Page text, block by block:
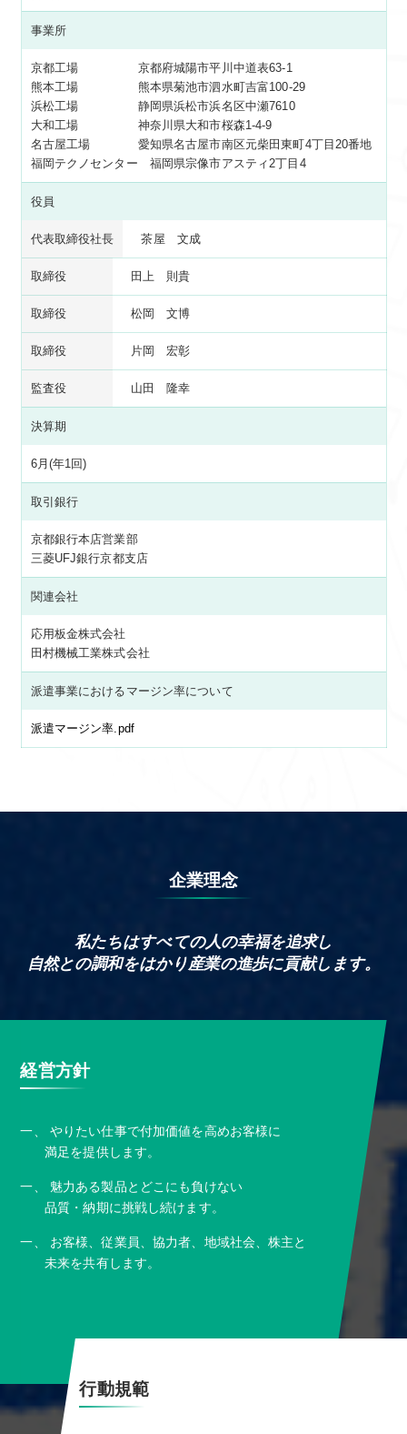
事業所
京都工場 京都府城陽市平川中道表63-1
熊本工場 熊本県菊池市泗水町吉富100-29
浜松工場 静岡県浜松市浜名区中瀬7610
大和工場 神奈川県大和市桜森1-4-9
名古屋工場 愛知県名古屋市南区元柴田東町4丁目20番地
福岡テクノセンター 福岡県宗像市アスティ2丁目4
役員
代表取締役社長 茶屋 文成
取締役 田上 則貴
取締役 松岡 文博
取締役 片岡 宏彰
監査役 山田 隆幸
決算期
6月(年1回)
取引銀行
京都銀行本店営業部
三菱UFJ銀行京都支店
関連会社
応用板金株式会社
田村機械工業株式会社
派遣事業におけるマージン率について
派遣マージン率.pdf
企業理念
私たちはすべての⼈の幸福を追求し
自然との調和をはかり産業の進歩に貢献します。
経営方針
⼀、 やりたい仕事で付加価値を⾼めお客様に
満⾜を提供します。
⼀、 魅⼒ある製品とどこにも負けない
品質・納期に挑戦し続けます。
⼀、 お客様、従業員、協⼒者、地域社会、株主と
未来を共有します。
⾏動規範